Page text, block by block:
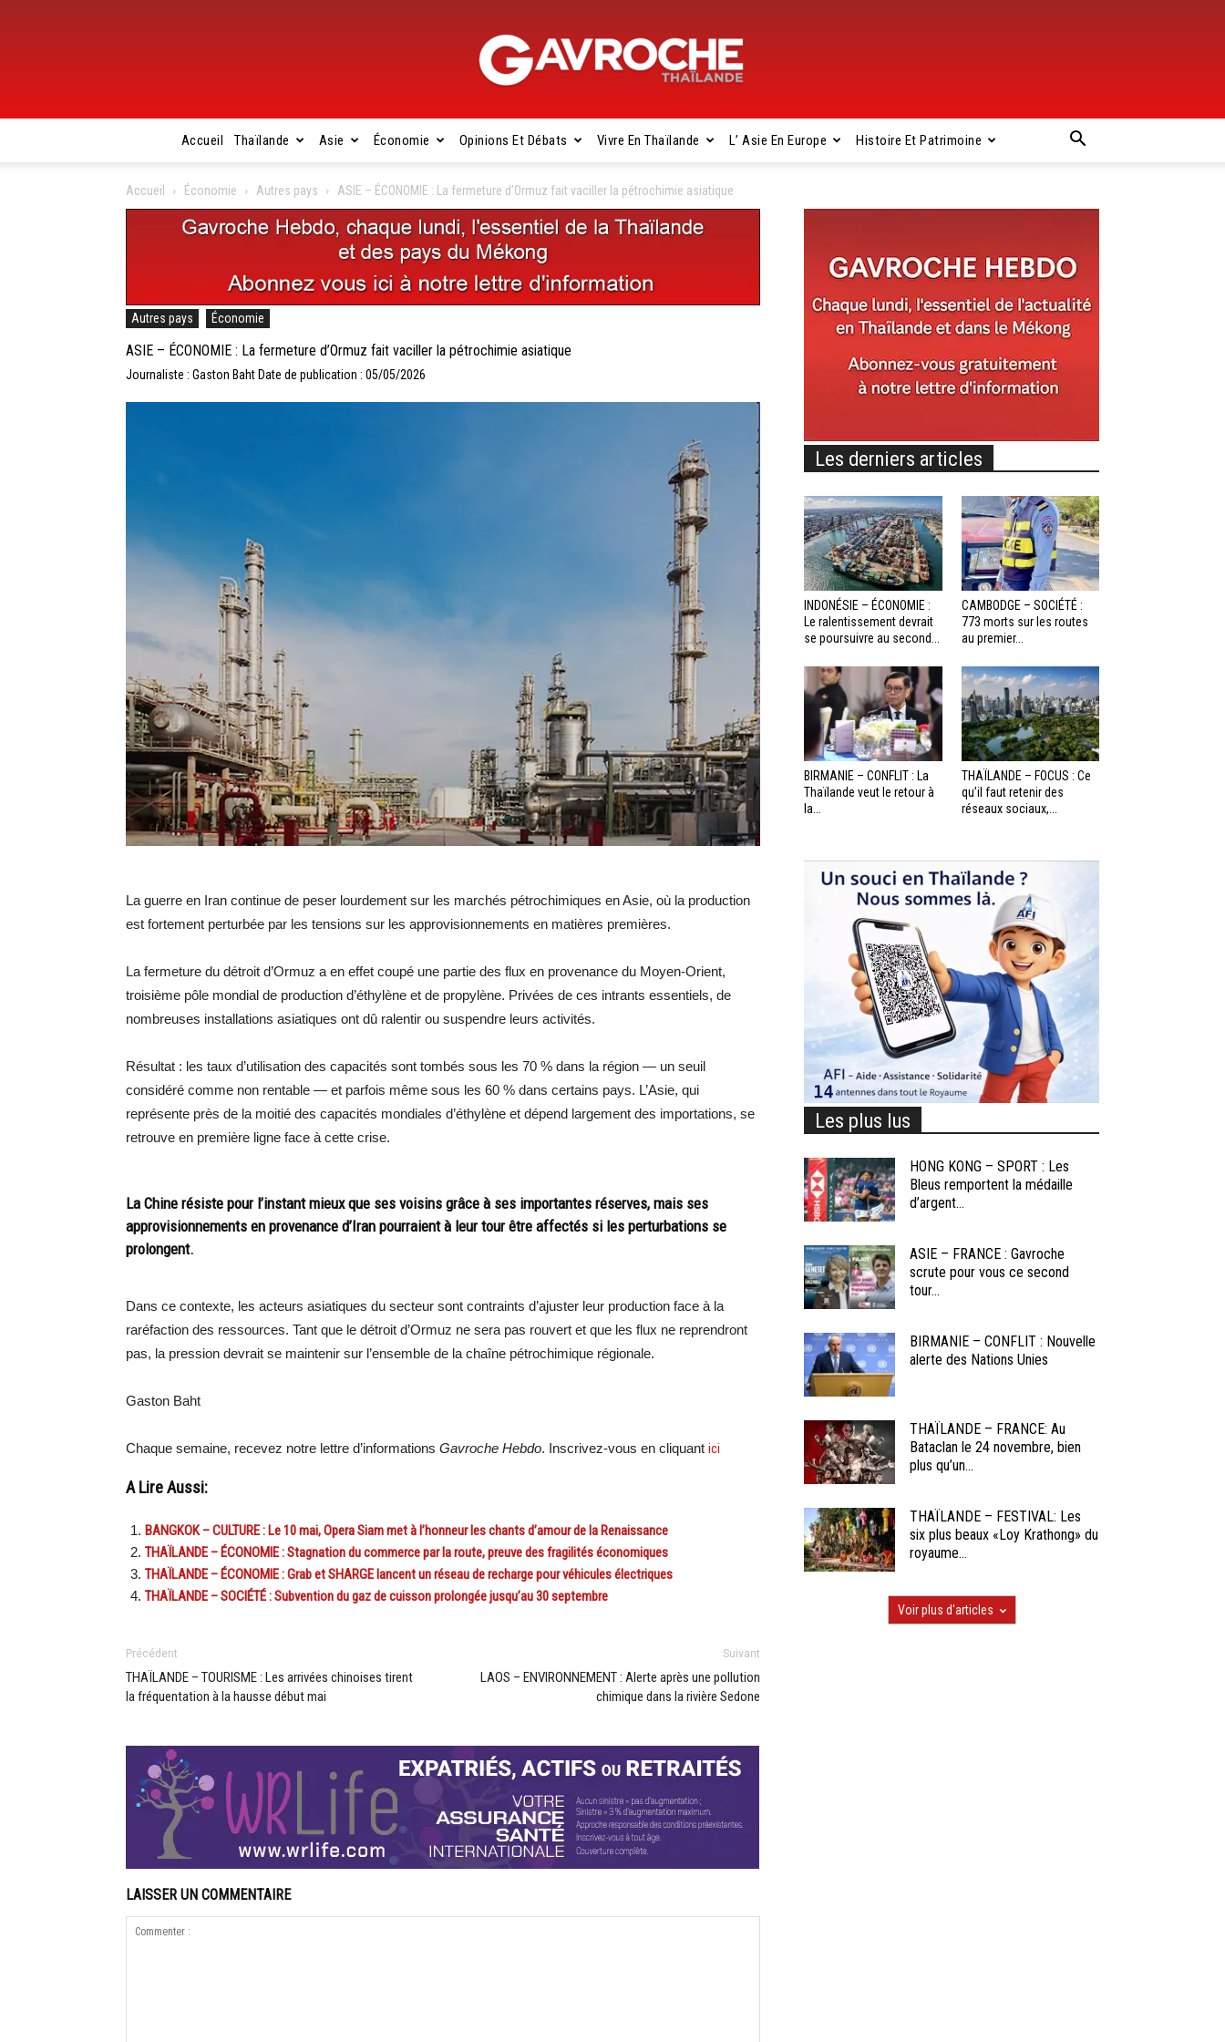
Gavroche
Accueil Thaïlande Asie Économie Opinions Et Débats Vivre En Thaïlande L’ Asie En Europe Histoire Et Patrimoine
Accueil Économie Autres pays ASIE – ÉCONOMIE : La fermeture d’Ormuz fait vaciller la pétrochimie asiatique
Autres pays Économie
ASIE – ÉCONOMIE : La fermeture d’Ormuz fait vaciller la pétrochimie asiatique
Journaliste : Gaston Baht Date de publication : 05/05/2026
La guerre en Iran continue de peser lourdement sur les marchés pétrochimiques en Asie, où la production
est fortement perturbée par les tensions sur les approvisionnements en matières premières.
La fermeture du détroit d’Ormuz a en effet coupé une partie des flux en provenance du Moyen-Orient,
troisième pôle mondial de production d’éthylène et de propylène. Privées de ces intrants essentiels, de
nombreuses installations asiatiques ont dû ralentir ou suspendre leurs activités.
Résultat : les taux d’utilisation des capacités sont tombés sous les 70 % dans la région — un seuil
considéré comme non rentable — et parfois même sous les 60 % dans certains pays. L’Asie, qui
représente près de la moitié des capacités mondiales d’éthylène et dépend largement des importations, se
retrouve en première ligne face à cette crise.
La Chine résiste pour l’instant mieux que ses voisins grâce à ses importantes réserves, mais ses
approvisionnements en provenance d’Iran pourraient à leur tour être affectés si les perturbations se
prolongent.
Dans ce contexte, les acteurs asiatiques du secteur sont contraints d’ajuster leur production face à la
raréfaction des ressources. Tant que le détroit d’Ormuz ne sera pas rouvert et que les flux ne reprendront
pas, la pression devrait se maintenir sur l’ensemble de la chaîne pétrochimique régionale.
Gaston Baht
Chaque semaine, recevez notre lettre d’informations Gavroche Hebdo. Inscrivez-vous en cliquant ici
A Lire Aussi:
BANGKOK – CULTURE : Le 10 mai, Opera Siam met à l’honneur les chants d’amour de la Renaissance
THAÏLANDE – ÉCONOMIE : Stagnation du commerce par la route, preuve des fragilités économiques
THAÏLANDE – ÉCONOMIE : Grab et SHARGE lancent un réseau de recharge pour véhicules électriques
THAÏLANDE – SOCIÉTÉ : Subvention du gaz de cuisson prolongée jusqu’au 30 septembre
Précédent
THAÏLANDE – TOURISME : Les arrivées chinoises tirent
la fréquentation à la hausse début mai
Suivant
LAOS – ENVIRONNEMENT : Alerte après une pollution
chimique dans la rivière Sedone
LAISSER UN COMMENTAIRE
Les derniers articles
INDONÉSIE – ÉCONOMIE :
Le ralentissement devrait
se poursuivre au second...
CAMBODGE – SOCIÉTÉ :
773 morts sur les routes
au premier...
BIRMANIE – CONFLIT : La
Thaïlande veut le retour à
la...
THAÏLANDE – FOCUS : Ce
qu’il faut retenir des
réseaux sociaux,...
Les plus lus
HONG KONG – SPORT : Les
Bleus remportent la médaille
d’argent...
ASIE – FRANCE : Gavroche
scrute pour vous ce second
tour...
BIRMANIE – CONFLIT : Nouvelle
alerte des Nations Unies
THAÏLANDE – FRANCE: Au
Bataclan le 24 novembre, bien
plus qu’un...
THAÏLANDE – FESTIVAL: Les
six plus beaux «Loy Krathong» du
royaume...
Voir plus d'articles